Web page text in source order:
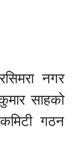
नगर
साहको
गठन